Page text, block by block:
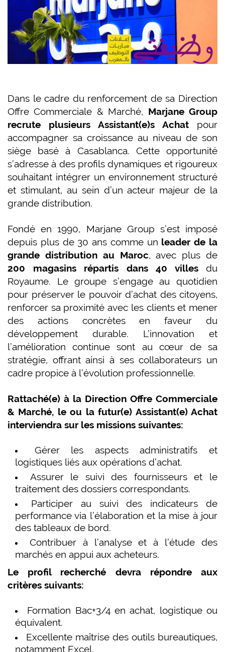
Dans le cadre du renforcement de sa Direction
Offre Commerciale & Marché, Marjane Group
recrute plusieurs Assistant(e)s Achat pour
accompagner sa croissance au niveau de son
siège basé à Casablanca. Cette opportunité
s’adresse à des profils dynamiques et rigoureux
souhaitant intégrer un environnement structuré
et stimulant, au sein d’un acteur majeur de la
grande distribution.
Fondé en 1990, Marjane Group s’est imposé
depuis plus de 30 ans comme un leader de la
grande distribution au Maroc, avec plus de
200 magasins répartis dans 40 villesdu
Royaume. Le groupe s’engage au quotidien
pour préserver le pouvoir d’achat des citoyens,
renforcer sa proximité avec les clients et mener
des actions concrètes en faveur du
développement durable. L’innovation et
l’amélioration continue sont au cœur de sa
stratégie, offrant ainsi à ses collaborateurs un
cadre propice à l’évolution professionnelle.
Rattaché(e) à la Direction Offre Commerciale
& Marché, le ou la futur(e) Assistant(e) Achat
interviendra sur les missions suivantes:
Gérer les aspects administratifs et
logistiques liés aux opérations d’achat.
Assurer le suivi des fournisseurs et le
traitement des dossiers correspondants.
Participer au suivi des indicateurs de
performance via l’élaboration et la mise à jour
des tableaux de bord.
Contribuer à l’analyse et à l’étude des
marchés en appui aux acheteurs.
Le profil recherché devra répondre aux
critères suivants:
Formation Bac+3/4 en achat, logistique ou
équivalent.
Excellente maîtrise des outils bureautiques,
notamment Excel.